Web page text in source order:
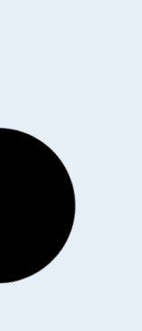
MELILOT JAUNE
BIO SAC 25 KG
186,74
Découvrir le produit